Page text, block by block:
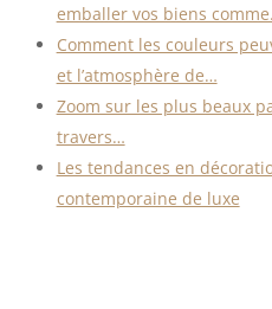
emballer vos biens
Comment les couleurs
et l’atmosphère de…
Zoom sur les plus beaux
travers…
Les tendances en
contemporaine de luxe